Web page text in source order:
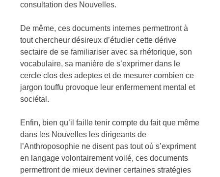
consultation des Nouvelles.
De même, ces documents internes permettront à
tout chercheur désireux d’étudier cette dérive
sectaire de se familiariser avec sa rhétorique, son
vocabulaire, sa manière de s’exprimer dans le
cercle clos des adeptes et de mesurer combien ce
jargon touffu provoque leur enfermement mental et
sociétal.
Enfin, bien qu’il faille tenir compte du fait que même
dans les Nouvelles les dirigeants de
l’Anthroposophie ne disent pas tout où s’expriment
en langage volontairement voilé, ces documents
permettront de mieux deviner certaines stratégies